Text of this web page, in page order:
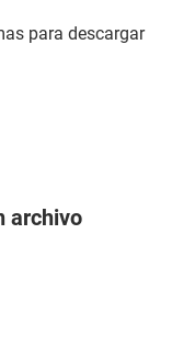
para descargar
archivo